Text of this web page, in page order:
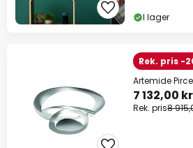
I lager
Rek. pris -
Artemide
7 132,00 kr
Rek. pris8